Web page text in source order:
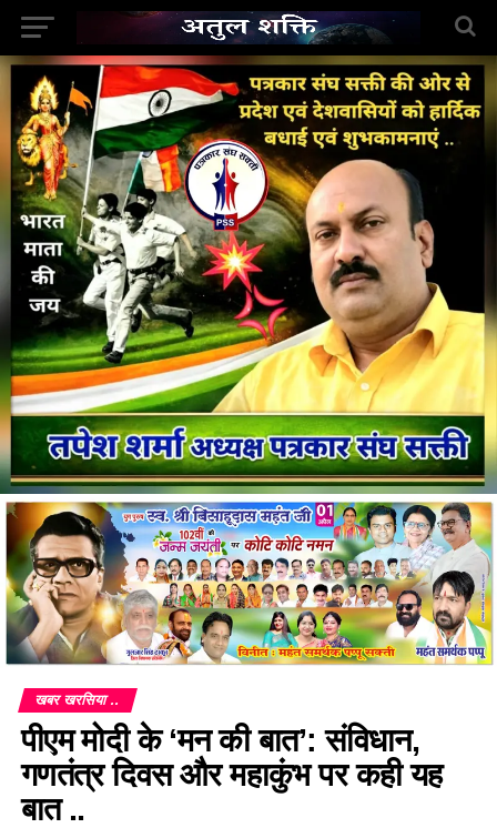
खबर खरसिया ..
पीएम मोदी के ‘मन की बात’: संविधान,
गणतंत्र दिवस और महाकुंभ पर कही यह
बात ..